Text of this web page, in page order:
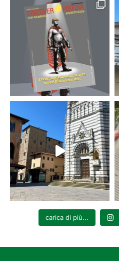
carica di più...